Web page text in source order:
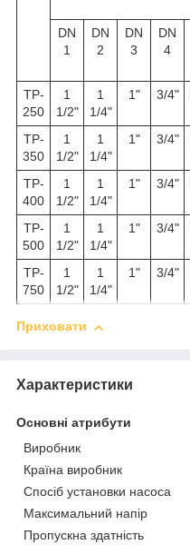
DN
1
DN
2
DN
3
DN
4
TP-
250
1
1/2"
1
1/4"
1" 3/4"
TP-
350
1
1/2"
1
1/4"
1" 3/4"
TP-
400
1
1/2"
1
1/4"
1" 3/4"
TP-
500
1
1/2"
1
1/4"
1" 3/4"
TP-
750
1
1/2"
1
1/4"
1" 3/4"
Приховати
Характеристики
Основні атрибути
Виробник
Країна виробник
Спосіб установки насоса
Максимальний напір
Пропускна здатність